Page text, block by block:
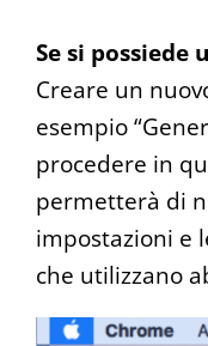
Se si possiede
Creare un
esempio
procedere in
permetterà di
impostazioni e
che utilizzano